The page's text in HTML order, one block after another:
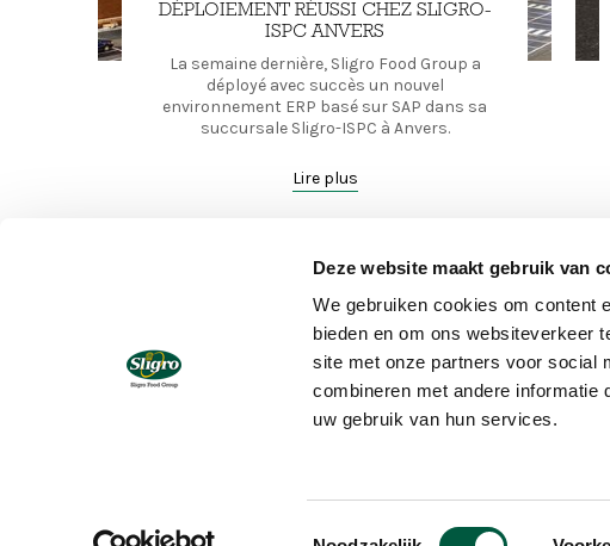
Deze website maakt gebruik van
We gebruiken cookies om content
bieden en om ons websiteverkeer
site met onze partners voor social
combineren met andere informatie
uw gebruik van hun services.
Toestemmingsselectie
DÉPLOIEMENT RÉUSSI CHEZ SLIGRO-
ISPC ANVERS
La semaine dernière, Sligro Food Group a
déployé avec succès un nouvel
environnement ERP basé sur SAP dans sa
succursale Sligro-ISPC à Anvers.
Lire plus
RSE